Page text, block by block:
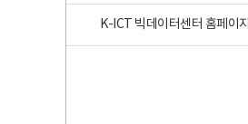
K-ICT 빅데이터센터 홈페이지